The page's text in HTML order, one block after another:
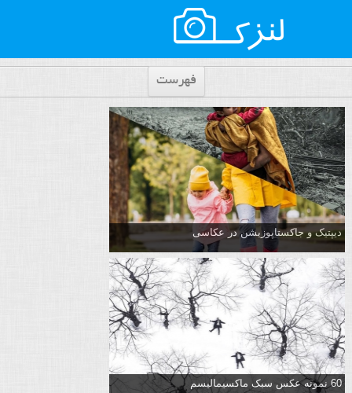
فهرست
دیپتیک و جاکستا‌پوزیشن در عکاسی
60 نمونه عکس سبک ماکسیمالیسم